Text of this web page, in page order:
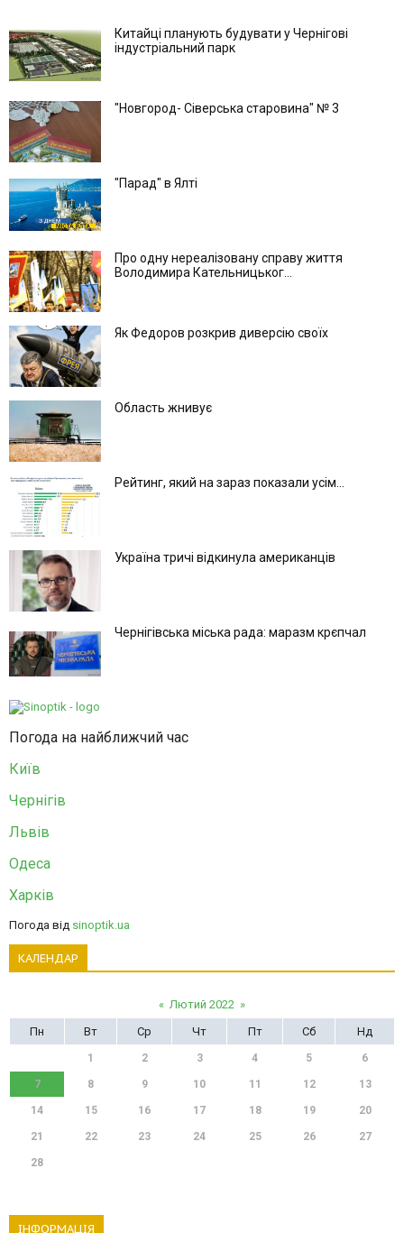
Китайці планують будувати у Чернігові
індустріальний парк
"Новгород- Сіверська старовина" № 3
"Парад" в Ялті
Про одну нереалізовану справу життя
Володимира Кательницьког...
Як Федоров розкрив диверсію своїх
Область жнивує
Рейтинг, який на зараз показали усім...
Україна тричі відкинула американців
Чернігівська міська рада: маразм крєпчал
Погода на найближчий час
Київ
Чернігів
Львів
Одеса
Харків
Погода від sinoptik.ua
КАЛЕНДАР
« Лютий 2022 »
Пн
Вт Ср Чт Пт Сб Нд
1 2 3 4 5 6
7 8 9 10 11 12 13
14 15 16 17 18 19 20
21 22 23 24 25 26 27
28
ІНФОРМАЦІЯ